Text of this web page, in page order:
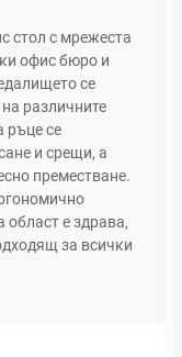
стол с мрежеста
офис бюро и
се
различните
ръце се
и срещи, а
преместване.
област е здрава,
за всички